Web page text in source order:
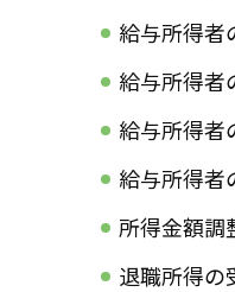
給与所得者
給与所得者
給与所得者
給与所得者
所得金額調
退職所得の